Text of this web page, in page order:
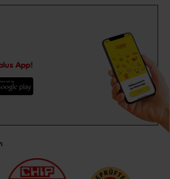
App!